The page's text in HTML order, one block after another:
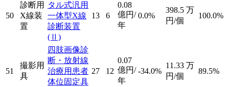
50
診断用
X線装
置
タル式汎用
一体型X線
診断装置
(Ⅱ)
13 6
0.08
億円/
年
0.0%
398.5 万
円/個
100.0%
51
撮影用
具
四肢画像診
断・放射線
治療用患者
体位固定具
27 12
0.07
億円/
年
-34.0%
11.33 万
円/個
89.5%